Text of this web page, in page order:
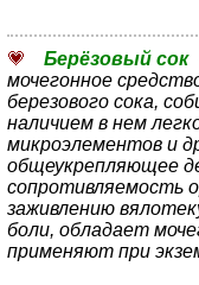
Берёзовый сок
мочегонное
березового сока,
наличием в нем
микроэлементов и
общеукрепляющее
сопротивляемость
заживлению
боли, обладает
применяют при